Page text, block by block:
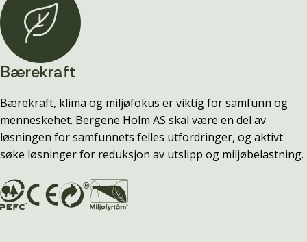
Bærekraft
Bærekraft, klima og miljøfokus er viktig for samfunn og
menneskehet. Bergene Holm AS skal være en del av
løsningen for samfunnets felles utfordringer, og aktivt
søke løsninger for reduksjon av utslipp og miljøbelastning.